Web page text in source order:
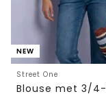
NEW
Street One